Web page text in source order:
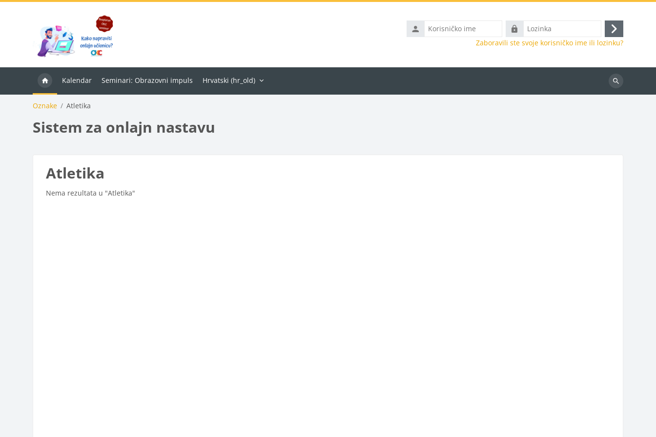
Korisničko
ime
Lozinka
Prijava
Zaboravili ste svoje korisničko ime ili lozinku?
Kalendar Seminari: Obrazovni impuls Hrvatski ‎(hr_old)‎
Pretraži
Oznake Atletika
Sistem za onlajn nastavu
Atletika
Nema rezultata u "Atletika"